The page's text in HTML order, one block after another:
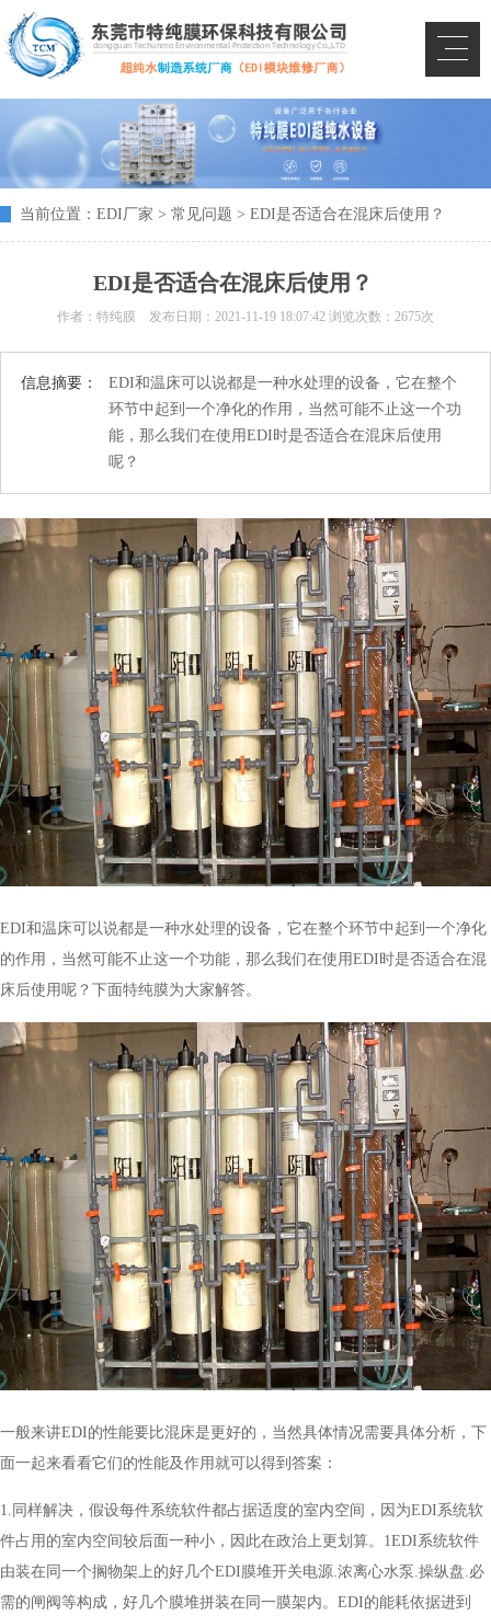
当前位置： EDI厂家 > 常见问题 > EDI是否适合在混床后使用？
EDI是否适合在混床后使用？
作者：特纯膜 发布日期： 2021-11-19 18:07:42 浏览次数：2675次
信息摘要：
EDI和温床可以说都是一种水处理的设备，它在整个
环节中起到一个净化的作用，当然可能不止这一个功
能，那么我们在使用EDI时是否适合在混床后使用
呢？
EDI和温床可以说都是一种水处理的设备，它在整个环节中起到一个净化
的作用，当然可能不止这一个功能，那么我们在使用EDI时是否适合在混
床后使用呢？下面特纯膜为大家解答。
一般来讲EDI的性能要比混床是更好的，当然具体情况需要具体分析，下
面一起来看看它们的性能及作用就可以得到答案：
1.同样解决，假设每件系统软件都占据适度的室内空间，因为EDI系统软
件占用的室内空间较后面一种小，因此在政治上更划算。1EDI系统软件
由装在同一个搁物架上的好几个EDI膜堆开关电源.浓离心水泵.操纵盘.必
需的闸阀等构成，好几个膜堆拼装在同一膜架内。EDI的能耗依据进到